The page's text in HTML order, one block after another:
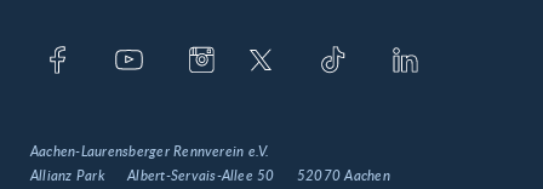
Aachen-Laurensberger Rennverein e.V.
Allianz Park
Albert-Servais-Allee 50
52070 Aachen